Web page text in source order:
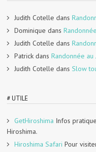
Judith Cotelle dans
Dominique dans
Judith Cotelle dans
Patrick dans Randonnée au
Judith Cotelle dans Slow
# UTILE
GetHiroshima Infos
Hiroshima.
Hiroshima Safari Pour